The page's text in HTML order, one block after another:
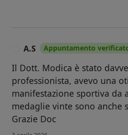
A.S Appuntamento
Il Dott. Modica è stato
professionista, avevo una
manifestazione sportiva da
medaglie vinte sono anche
Grazie Doc